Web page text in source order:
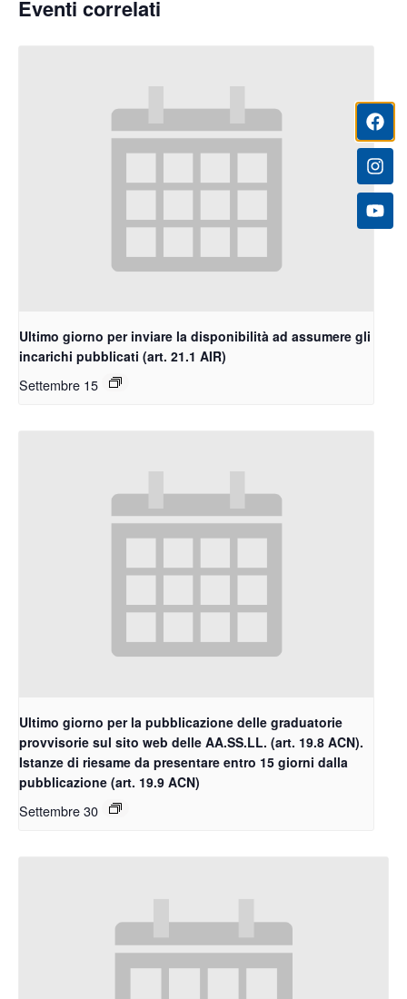
Eventi correlati
Ultimo giorno per inviare la disponibilità ad assumere gli
incarichi pubblicati (art. 21.1 AIR)
Settembre 15
Ultimo giorno per la pubblicazione delle graduatorie
provvisorie sul sito web delle AA.SS.LL. (art. 19.8 ACN).
Istanze di riesame da presentare entro 15 giorni dalla
pubblicazione (art. 19.9 ACN)
Settembre 30